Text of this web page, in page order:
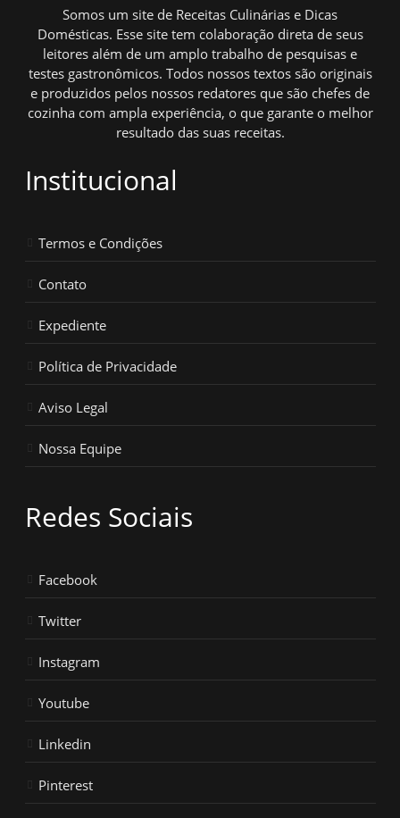
Somos um site de Receitas Culinárias e Dicas
Domésticas. Esse site tem colaboração direta de seus
leitores além de um amplo trabalho de pesquisas e
testes gastronômicos. Todos nossos textos são originais
e produzidos pelos nossos redatores que são chefes de
cozinha com ampla experiência, o que garante o melhor
resultado das suas receitas.
Institucional
Termos e Condições
Contato
Expediente
Política de Privacidade
Aviso Legal
Nossa Equipe
Redes Sociais
Facebook
Twitter
Instagram
Youtube
Linkedin
Pinterest